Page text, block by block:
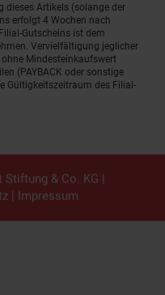
dieses Artikels (solange der
erfolgt 4 Wochen nach
Gutscheins ist dem
Vervielfältigung jeglicher
Mindesteinkaufswert
(PAYBACK oder sonstige
Gültigkeitszeitraum des Filial-
& Co. KG |
| Impressum